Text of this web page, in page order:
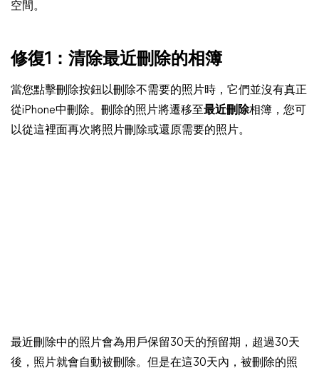
空間。
修復1：清除最近刪除的相簿
當您點擊刪除按鈕以刪除不需要的照片時，它們並沒有真正
從iPhone中刪除。刪除的照片將遷移至最近刪除相簿，您可
以從這裡面再次將照片刪除或還原需要的照片。
最近刪除中的照片會為用戶保留30天的預留期，超過30天
後，照片就會自動被刪除。但是在這30天內，被刪除的照